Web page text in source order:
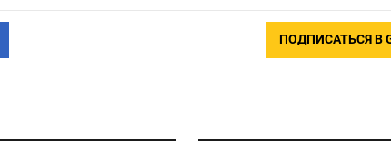
ПОДПИСАТЬСЯ В